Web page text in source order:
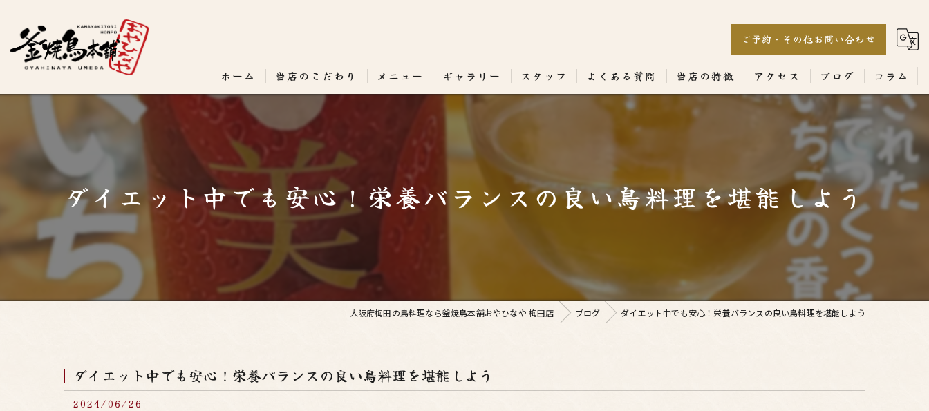
ご予約・その他お問い合わせ
ホーム 当店のこだわり メニュー ギャラリー スタッフ よくある質問 当店の特徴
ランチ
アクセス ブログ コラム
ダイエット中でも安心！栄養バランスの良い鳥料理を堪能しよう
大阪府梅田の鳥料理なら釜焼鳥本舗おやひなや 梅田店 ブログ ダイエット中でも安心！栄養バランスの良い鳥料理を堪能しよう
ダイエット中でも安心！栄養バランスの良い鳥料理を堪能しよう
2024/06/26